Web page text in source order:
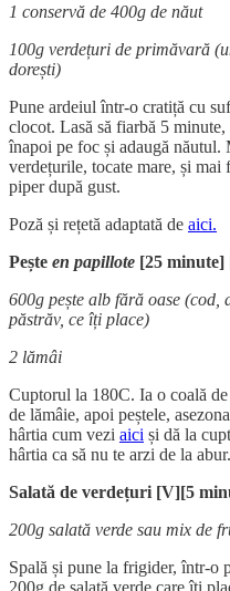
1 conservă de 400g de năut
100g verdețuri de primăvară
dorești)
Pune ardeiul într-o cratiță cu
clocot. Lasă să fiarbă 5
înapoi pe foc și adaugă
verdețurile, tocate mare, și mai
piper după gust.
Poză și rețetă adaptată de aici.
Pește en papillote [25
600g pește alb fără oase (cod,
păstrăv, ce îți place)
2 lămâi
Cuptorul la 180C. Ia o coală
de lămâie, apoi peștele,
hârtia cum vezi aici și dă la
hârtia ca să nu te arzi de la abur.
Salată de verdețuri [V][5
200g salată verde sau mix de
Spală și pune la frigider, într-o
200g de salată verde care îți